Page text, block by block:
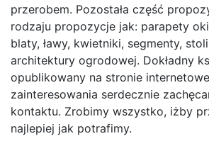
przerobem. Pozostała część
rodzaju propozycje jak: parapety
blaty, ławy, kwietniki, segmenty,
architektury ogrodowej. Dokładny
opublikowany na stronie
zainteresowania serdecznie
kontaktu. Zrobimy wszystko, iżby
najlepiej jak potrafimy.